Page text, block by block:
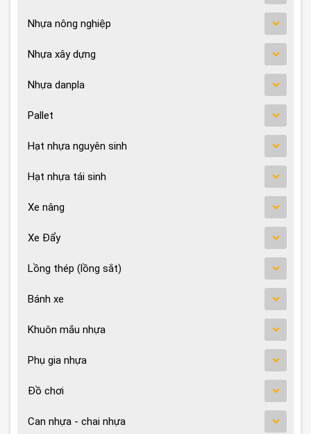
Nhựa nông nghiệp
Nhựa xây dựng
Nhựa danpla
Pallet
Hạt nhựa nguyên sinh
Hạt nhựa tái sinh
Xe nâng
Xe Đẩy
Lồng thép (lồng sắt)
Bánh xe
Khuôn mắu nhựa
Phụ gia nhựa
Đồ chơi
Can nhựa - chai nhựa